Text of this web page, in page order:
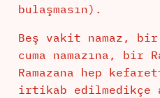
bulaşmasın).
Beş vakit namaz, bir
cuma namazına, bir
Ramazana hep
irtikab edilmedikçe